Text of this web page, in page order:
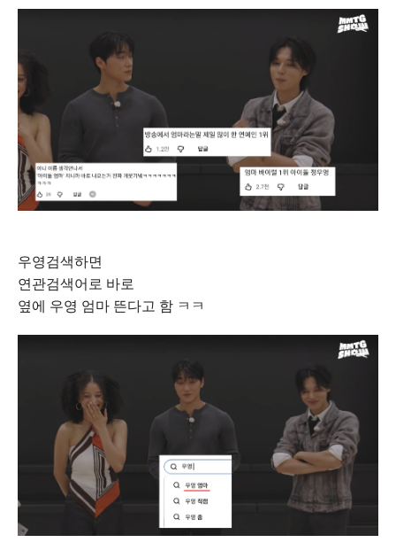
우영검색하면
연관검색어로 바로
옆에 우영 엄마 뜬다고 함 ㅋㅋ